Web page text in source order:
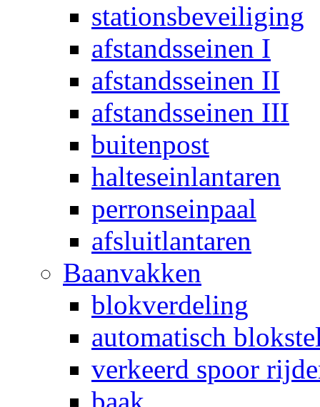
stationsbeveiliging
afstandsseinen I
afstandsseinen II
afstandsseinen III
buitenpost
halteseinlantaren
perronseinpaal
afsluitlantaren
Baanvakken
blokverdeling
automatisch
verkeerd spoor